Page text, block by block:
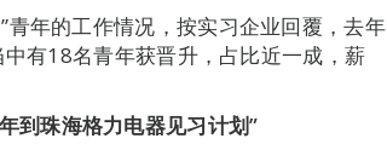
年的工作情况，按实习企业回覆，去年
有18名青年获晋升，占比近一成，薪
到珠海格力电器见习计划”